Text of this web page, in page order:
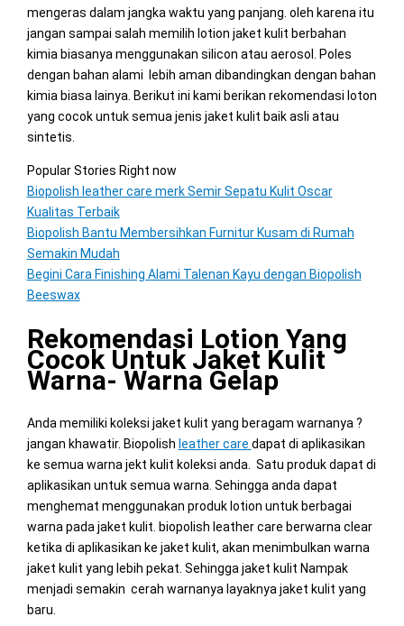
mengeras dalam jangka waktu yang panjang. oleh karena itu
jangan sampai salah memilih lotion jaket kulit berbahan
kimia biasanya menggunakan silicon atau aerosol. Poles
dengan bahan alami lebih aman dibandingkan dengan bahan
kimia biasa lainya. Berikut ini kami berikan rekomendasi loton
yang cocok untuk semua jenis jaket kulit baik asli atau
sintetis.
Popular Stories Right now
Biopolish leather care merk Semir Sepatu Kulit Oscar
Kualitas Terbaik
Biopolish Bantu Membersihkan Furnitur Kusam di Rumah
Semakin Mudah
Begini Cara Finishing Alami Talenan Kayu dengan Biopolish
Beeswax
Rekomendasi Lotion Yang
Cocok Untuk Jaket Kulit
Warna- Warna Gelap
Anda memiliki koleksi jaket kulit yang beragam warnanya ?
jangan khawatir. Biopolish leather care dapat di aplikasikan
ke semua warna jekt kulit koleksi anda. Satu produk dapat di
aplikasikan untuk semua warna. Sehingga anda dapat
menghemat menggunakan produk lotion untuk berbagai
warna pada jaket kulit. biopolish leather care berwarna clear
ketika di aplikasikan ke jaket kulit, akan menimbulkan warna
jaket kulit yang lebih pekat. Sehingga jaket kulit Nampak
menjadi semakin cerah warnanya layaknya jaket kulit yang
baru.